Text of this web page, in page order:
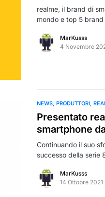
realme, il brand di
mondo e top 5
MarKusss
4 Novembre
NEWS PRODUTTORI
Presentato
smartphone
Continuando il suo
successo della serie
MarKusss
14 Ottobre 2021